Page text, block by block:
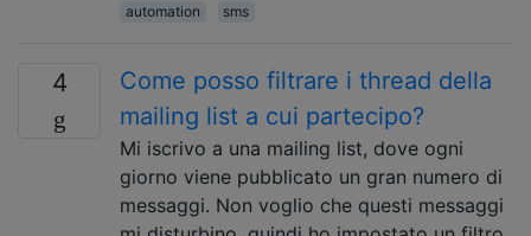
automation
sms
4
Come posso filtrare i thread della
mailing list a cui partecipo?
Mi iscrivo a una mailing list, dove ogni
giorno viene pubblicato un gran numero di
messaggi. Non voglio che questi messaggi